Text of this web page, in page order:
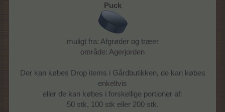
Puck
muligt fra: Afgrøder og træer
område: Agerjorden
Der kan købes Drop items i Gårdbutikken, de kan købes
enkeltvis
eller de kan købes i forskellige portioner af:
50 stk, 100 stk eller 200 stk.